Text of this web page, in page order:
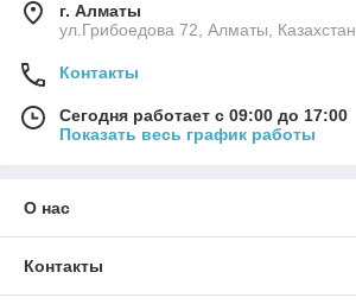
г. Алматы
ул.Грибоедова 72, Алматы, Казахстан
Контакты
Сегодня работает с 09:00 до 17:00
Показать весь график работы
О нас
Контакты